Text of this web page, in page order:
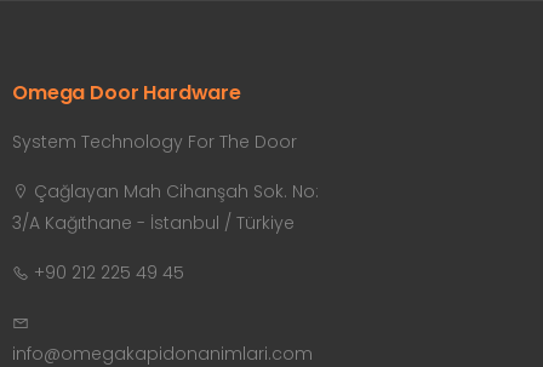
Omega Door Hardware
System Technology For The Door
Çağlayan Mah Cihanşah Sok. No:
3/A Kağıthane - İstanbul / Türkiye
+90 212 225 49 45
info@omegakapidonanimlari.com